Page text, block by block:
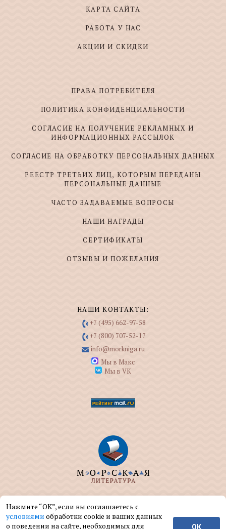
КАРТА САЙТА
РАБОТА У НАС
АКЦИИ И СКИДКИ
ПРАВА ПОТРЕБИТЕЛЯ
ПОЛИТИКА КОНФИДЕНЦИАЛЬНОСТИ
СОГЛАСИЕ НА ПОЛУЧЕНИЕ РЕКЛАМНЫХ И
ИНФОРМАЦИОННЫХ РАССЫЛОК
СОГЛАСИЕ НА ОБРАБОТКУ ПЕРСОНАЛЬНЫХ ДАННЫХ
РЕЕСТР ТРЕТЬИХ ЛИЦ, КОТОРЫМ ПЕРЕДАНЫ
ПЕРСОНАЛЬНЫЕ ДАННЫЕ
ЧАСТО ЗАДАВАЕМЫЕ ВОПРОСЫ
НАШИ НАГРАДЫ
СЕРТИФИКАТЫ
ОТЗЫВЫ И ПОЖЕЛАНИЯ
НАШИ КОНТАКТЫ:
+7 (495) 662-97-58
+7 (800) 707-52-17
info@morkniga.ru
Мы в Макс
Мы в VK
ООО "МОРКНИГА" занимается изданием и
реализацией книг на морскую тематику.
Нажмите “ОК”, если вы соглашаетесь с
условиями обработки cookie и ваших данных
о поведении на сайте, необходимых для
ОК